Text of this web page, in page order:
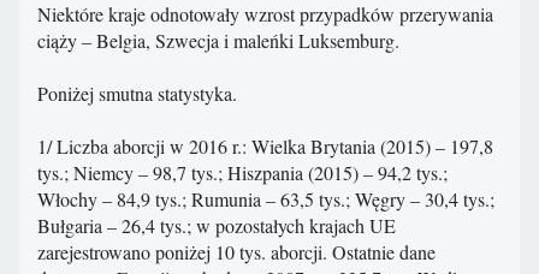
Niektóre kraje odnotowały wzrost przypadków przerywania
ciąży – Belgia, Szwecja i maleńki Luksemburg.
Poniżej smutna statystyka.
1/ Liczba aborcji w 2016 r.: Wielka Brytania (2015) – 197,8
tys.; Niemcy – 98,7 tys.; Hiszpania (2015) – 94,2 tys.;
Włochy – 84,9 tys.; Rumunia – 63,5 tys.; Węgry – 30,4 tys.;
Bułgaria – 26,4 tys.; w pozostałych krajach UE
zarejestrowano poniżej 10 tys. aborcji. Ostatnie dane